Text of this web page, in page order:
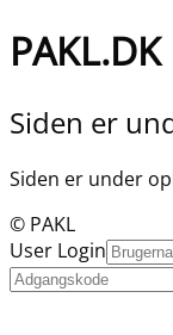
PAKL.DK
Siden er
Siden er under
© PAKL
User Login